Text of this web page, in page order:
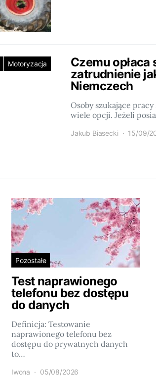
Motoryzacja
Czemu opłaca
zatrudnienie
Niemczech
Osoby szukające
wiele opcji. Jeżeli
Jakub Biasecki 15/09/
Pozostałe
Test naprawionego
telefonu bez dostępu
do danych
Definicja: Testowanie
naprawionego telefonu bez
dostępu do prywatnych danych
to…
Iwona 05/08/2026